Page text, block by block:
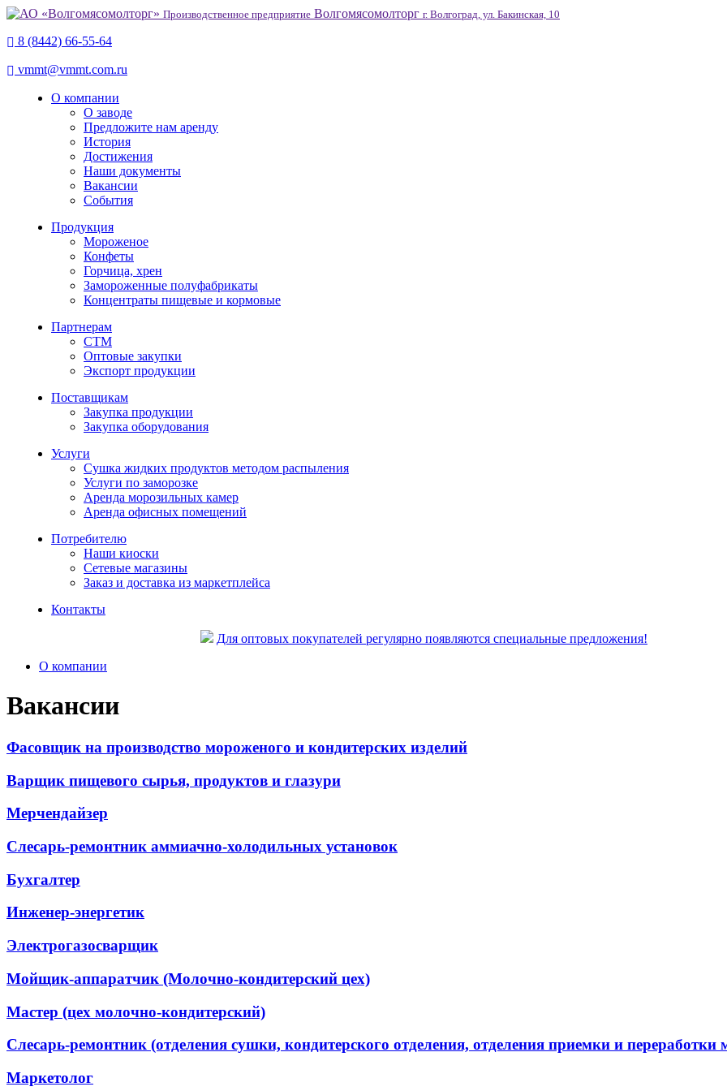
Производственное предприятие Волгомясомолторг г. Волгоград, ул. Бакинская, 10
8 (8442) 66-55-64
vmmt@vmmt.com.ru
О компании
О заводе
Предложите нам аренду
История
Достижения
Наши документы
Вакансии
События
Продукция
Мороженое
Конфеты
Горчица, хрен
Замороженные полуфабрикаты
Концентраты пищевые и кормовые
Партнерам
СТМ
Оптовые закупки
Экспорт продукции
Поставщикам
Закупка продукции
Закупка оборудования
Услуги
Сушка жидких продуктов методом распыления
Услуги по заморозке
Аренда морозильных камер
Аренда офисных помещений
Потребителю
Наши киоски
Сетевые магазины
Заказ и доставка из маркетплейса
Контакты
Для оптовых покупателей регулярно появляются специальные предложения!
О компании
Вакансии
Фасовщик на производство мороженого и кондитерских изделий
Варщик пищевого сырья, продуктов и глазури
Мерчендайзер
Слесарь-ремонтник аммиачно-холодильных установок
Бухгалтер
Инженер-энергетик
Электрогазосварщик
Мойщик-аппаратчик (Молочно-кондитерский цех)
Мастер (цех молочно-кондитерский)
Слесарь-ремонтник (отделения сушки, кондитерского отделения, отделения приемки и переработки
Маркетолог